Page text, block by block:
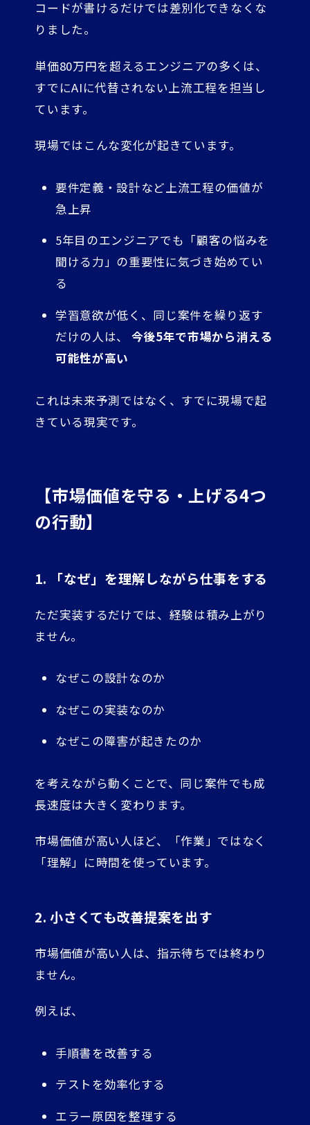
コードが書けるだけでは差別化できなくな
りました。
単価80万円を超えるエンジニアの多くは、
すでにAIに代替されない上流工程を担当し
ています。
現場ではこんな変化が起きています。
要件定義・設計など上流工程の価値が
急上昇
5年目のエンジニアでも「顧客の悩みを
聞ける力」の重要性に気づき始めてい
る
学習意欲が低く、同じ案件を繰り返す
だけの人は、
今後5年で市場から消える
可能性が高い
これは未来予測ではなく、すでに現場で起
きている現実です。
【市場価値を守る・上げる4つ
の行動】
1. 「なぜ」を理解しながら仕事をする
ただ実装するだけでは、経験は積み上がり
ません。
なぜこの設計なのか
なぜこの実装なのか
なぜこの障害が起きたのか
を考えながら動くことで、同じ案件でも成
長速度は大きく変わります。
市場価値が高い人ほど、「作業」ではなく
「理解」に時間を使っています。
2. 小さくても改善提案を出す
市場価値が高い人は、指示待ちでは終わり
ません。
例えば、
手順書を改善する
テストを効率化する
エラー原因を整理する